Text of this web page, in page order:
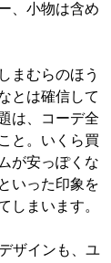
、小物は含め
まむらのほう
とは確信して
は、コーデ全
と。いくら買
が安っぽくな
いった印象を
しまいます。
ザインも、ユ